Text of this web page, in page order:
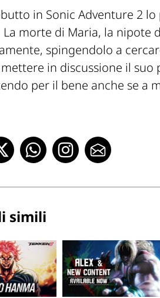
in Sonic Adventure 2 lo
La morte di Maria, la nipote
spingendolo a
in discussione il suo
per il bene anche se a
simili